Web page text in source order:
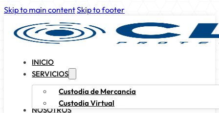
Skip to main contentSkip to footer
INICIO
SERVICIOS
Custodia de Mercancía
Custodia Virtual
NOSOTROS